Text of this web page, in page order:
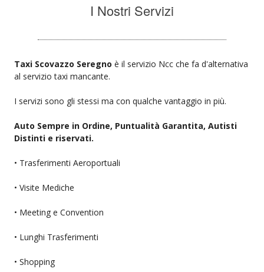
I Nostri Servizi
Taxi Scovazzo Seregno è il servizio Ncc che fa d'alternativa
al servizio taxi mancante.
I servizi sono gli stessi ma con qualche vantaggio in più.
Auto Sempre in Ordine, Puntualità Garantita, Autisti
Distinti e riservati.
• Trasferimenti Aeroportuali
• Visite Mediche
• Meeting e Convention
• Lunghi Trasferimenti
• Shopping